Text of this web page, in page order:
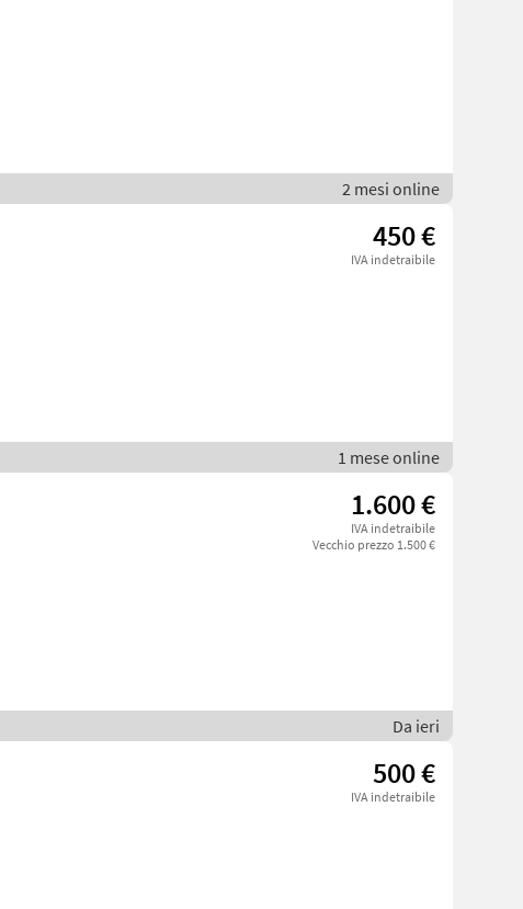
2 mesi online
450 €
IVA indetraibile
1 mese online
1.600 €
IVA indetraibile
Vecchio prezzo 1.500 €
Da ieri
500 €
IVA indetraibile